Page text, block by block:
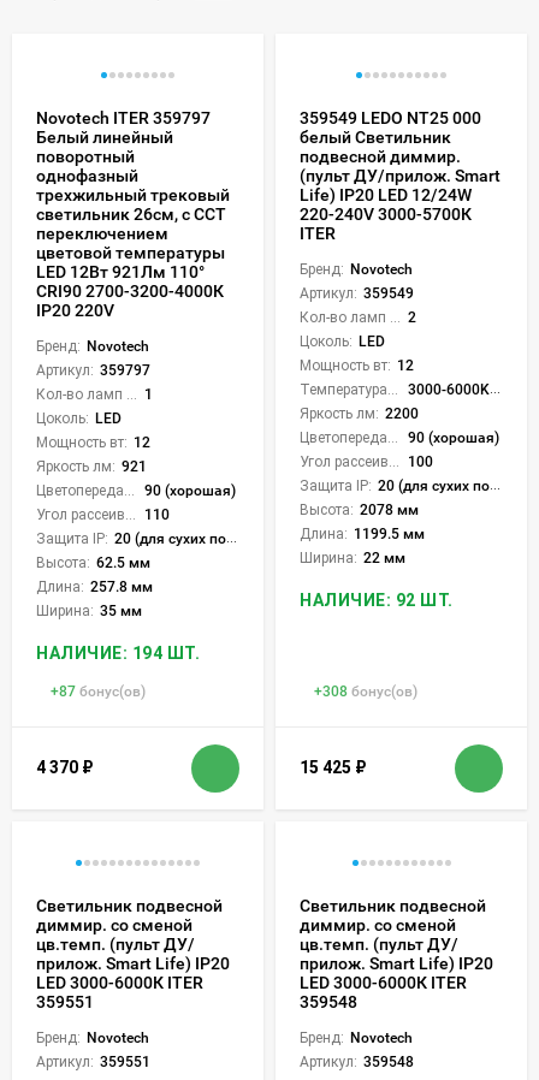
Novotech ITER 359797
Белый линейный
поворотный
однофазный
трехжильный трековый
светильник 26см, с CCT
переключением
цветовой температуры
LED 12Вт 921Лм 110°
CRI90 2700-3200-4000К
IP20 220V
Бренд: Novotech
Артикул: 359797
1
Цоколь: LED
Мощность вт: 12
Яркость лм: 921
90 (хорошая)
110
Защита IP: 20 (для сухих пом.)
Высота: 62.5 мм
Длина: 257.8 мм
Ширина: 35 мм
НАЛИЧИЕ: 194 ШТ.
+87 бонус(ов)
4 370 ₽
359549 LEDO NT25 000
белый Светильник
подвесной диммир.
(пульт ДУ/прилож. Smart
Life) IP20 LED 12/24W
220-240V 3000-5700К
ITER
Бренд: Novotech
Артикул: 359549
2
Цоколь: LED
Мощность вт: 12
3000-6000K (плавная рег.)
Яркость лм: 2200
90 (хорошая)
100
Защита IP: 20 (для сухих пом.)
Высота: 2078 мм
Длина: 1199.5 мм
Ширина: 22 мм
НАЛИЧИЕ: 92 ШТ.
+308 бонус(ов)
15 425 ₽
Светильник подвесной
диммир. со сменой
цв.темп. (пульт ДУ/
прилож. Smart Life) IP20
LED 3000-6000К ITER
359551
Бренд: Novotech
Артикул: 359551
Светильник подвесной
диммир. со сменой
цв.темп. (пульт ДУ/
прилож. Smart Life) IP20
LED 3000-6000К ITER
359548
Бренд: Novotech
Артикул: 359548